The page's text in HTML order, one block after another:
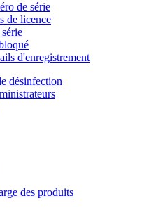
de série
de licence
d'enregistrement
désinfection
des produits